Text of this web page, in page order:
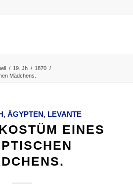
/ 19. Jh / 1870 /
Mädchens.
,ÄGYPTEN, LEVANTE
EINES